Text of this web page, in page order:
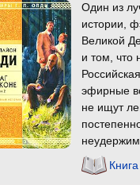
Один из
истории,
Великой
и том, что
эфирные
не ищут